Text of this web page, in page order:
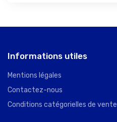
Informations utiles
Mentions légales
Contactez-nous
Conditions catégorielles de vente